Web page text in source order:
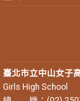
臺北市立中山女子
Girls High School